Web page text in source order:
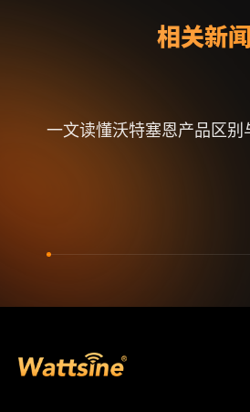
相关新闻
一文读懂沃特塞恩产品区别